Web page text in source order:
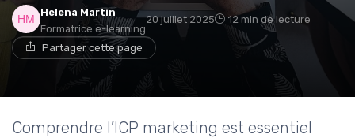
Helena Martin
Formatrice e-learning
20 juillet 2025 12 min de lecture
Partager cette page
Comprendre l’ICP marketing est essentiel